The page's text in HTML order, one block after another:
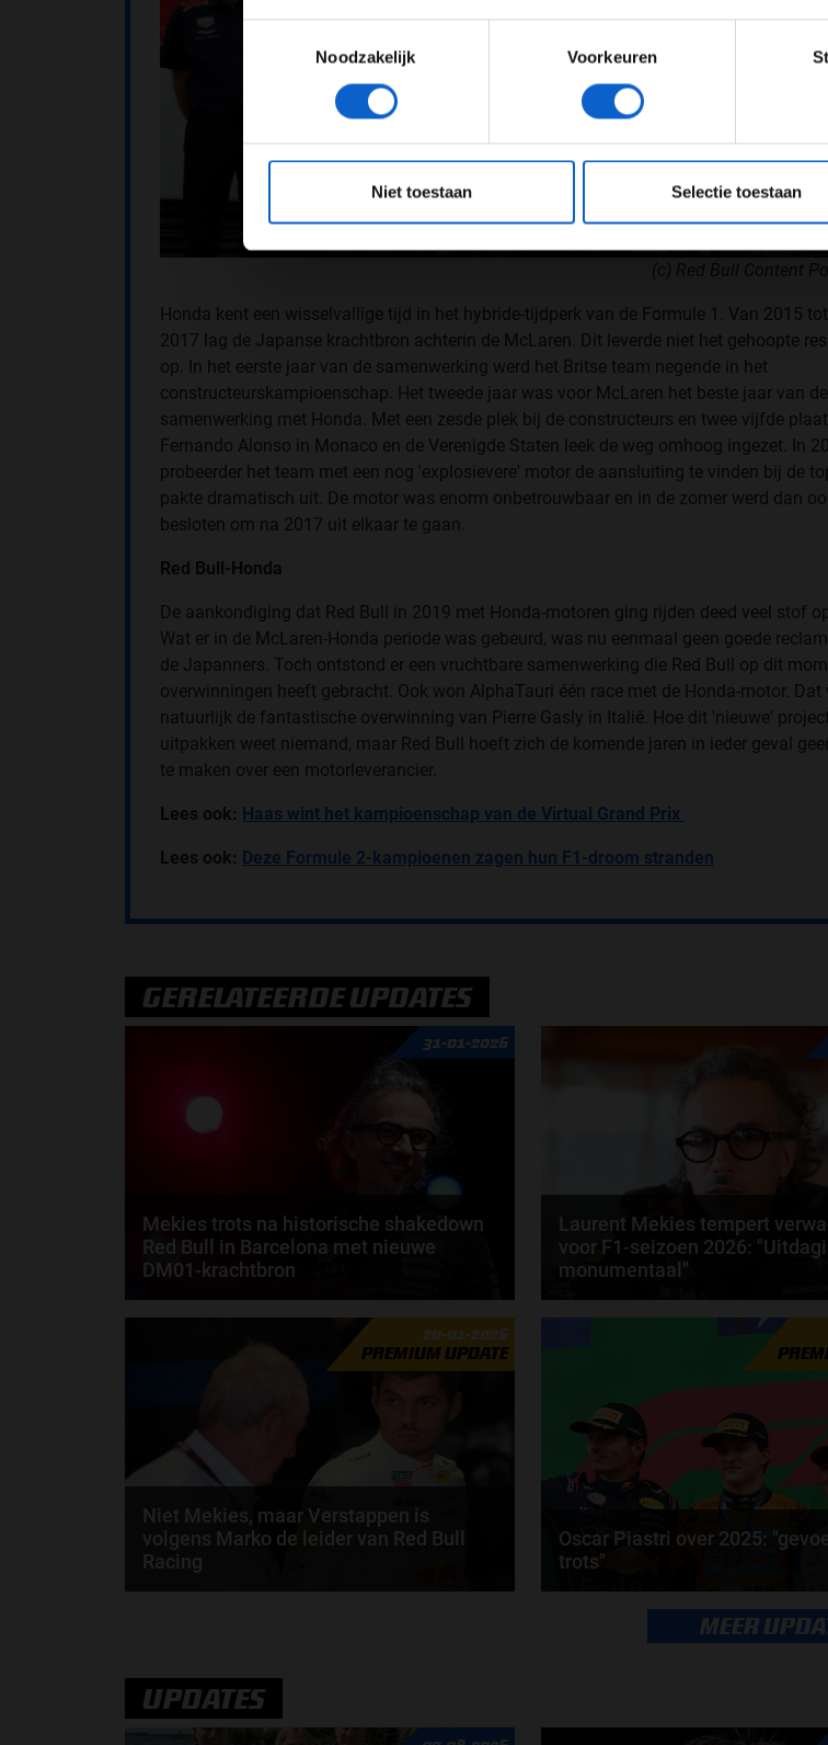
Noodzakelijk
Voorkeuren
Niet toestaan Selectie toestaan
Honda kent een wisselvallige tijd in het hybride-tijdperk van de Formule 1. Van 2015
2017 lag de Japanse krachtbron achterin de McLaren. Dit leverde niet het gehoopte
op. In het eerste jaar van de samenwerking werd het Britse team negende in het
constructeurskampioenschap. Het tweede jaar was voor McLaren het beste jaar van de
samenwerking met Honda. Met een zesde plek bij de constructeurs en twee vijfde
Fernando Alonso in Monaco en de Verenigde Staten leek de weg omhoog ingezet. In
probeerder het team met een nog 'explosievere' motor de aansluiting te vinden bij de
pakte dramatisch uit. De motor was enorm onbetrouwbaar en in de zomer werd dan
besloten om na 2017 uit elkaar te gaan.
Red Bull-Honda
De aankondiging dat Red Bull in 2019 met Honda-motoren ging rijden deed veel stof
Wat er in de McLaren-Honda periode was gebeurd, was nu eenmaal geen goede
de Japanners. Toch ontstond er een vruchtbare samenwerking die Red Bull op dit
overwinningen heeft gebracht. Ook won AlphaTauri één race met de Honda-motor. Dat
natuurlijk de fantastische overwinning van Pierre Gasly in Italië. Hoe dit 'nieuwe'
uitpakken weet niemand, maar Red Bull hoeft zich de komende jaren in ieder geval
te maken over een motorleverancier.
Lees ook: Haas wint het kampioenschap van de Virtual Grand Prix
Lees ook: Deze Formule 2-kampioenen zagen hun F1-droom stranden
GERELATEERDE UPDATES
31-01-2026
Mekies trots na historische shakedown
Red Bull in Barcelona met nieuwe
DM01-krachtbron
Laurent Mekies kijkt met een tevreden gevoel terug
op de shakedown die Red Bull Racing afgelopen...
Laurent Mekies tempert
voor F1-seizoen 2026:
monumentaal"
Laurent Mekies heeft zijn licht laten
aanstaande Formule 1-seizoen van
Jarlo van der Vloed
20-01-2026
PREMIUM UPDATE
Niet Mekies, maar Verstappen is
volgens Marko de leider van Red Bull
Racing
doorJarlo van der Vloed
Oscar Piastri over 2025:
trots"
McLaren reed in 2025 een ontzettend
Zo wisten ze constructeurskampioen
MEER
UPDATES
JONGER DAN 24 24
*Raadpleeg onsprivacybeleidvoor meer informatie over